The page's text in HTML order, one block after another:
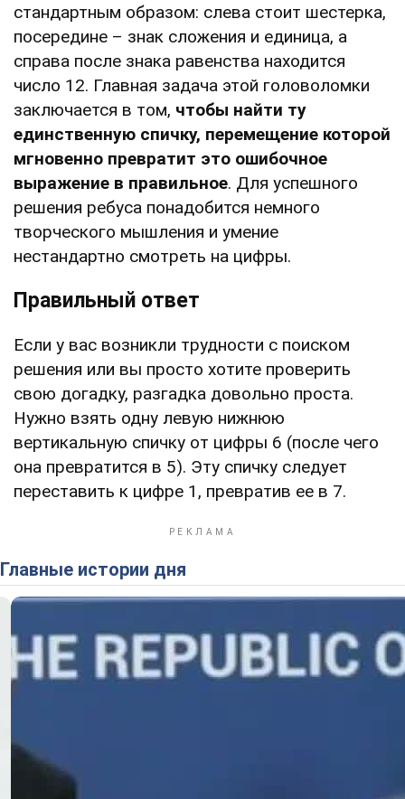
стандартным образом: слева стоит шестерка,
посередине – знак сложения и единица, а
справа после знака равенства находится
число 12. Главная задача этой головоломки
заключается в том, чтобы найти ту
единственную спичку, перемещение которой
мгновенно превратит это ошибочное
выражение в правильное. Для успешного
решения ребуса понадобится немного
творческого мышления и умение
нестандартно смотреть на цифры.
Правильный ответ
Если у вас возникли трудности с поиском
решения или вы просто хотите проверить
свою догадку, разгадка довольно проста.
Нужно взять одну левую нижнюю
вертикальную спичку от цифры 6 (после чего
она превратится в 5). Эту спичку следует
переставить к цифре 1, превратив ее в 7.
Главные истории дня